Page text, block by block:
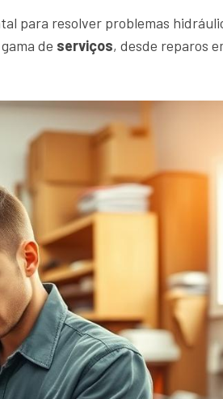
para resolver problemas
de serviços, desde reparos